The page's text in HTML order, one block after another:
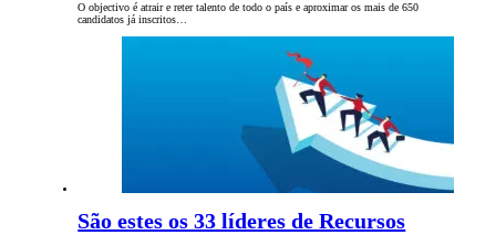
O objectivo é atrair e reter talento de todo o país e aproximar os mais de 650
candidatos já inscritos…
São estes os 33 líderes de Recursos